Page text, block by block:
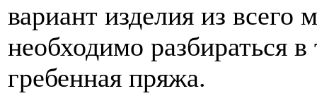
вариант изделия из
необходимо разбираться
гребенная пряжа.